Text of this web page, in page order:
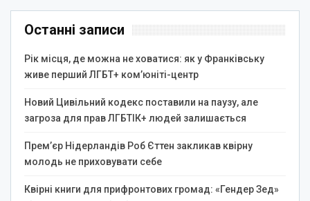
Останні записи
Рік місця, де можна не ховатися: як у Франківську
живе перший ЛГБТ+ ком’юніті-центр
Новий Цивільний кодекс поставили на паузу, але
загроза для прав ЛГБТІК+ людей залишається
Прем’єр Нідерландів Роб Єттен закликав квірну
молодь не приховувати себе
Квірні книги для прифронтових громад: «Гендер Зед»